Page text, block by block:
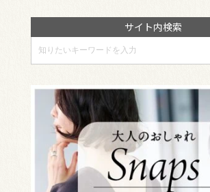
サイト内検索